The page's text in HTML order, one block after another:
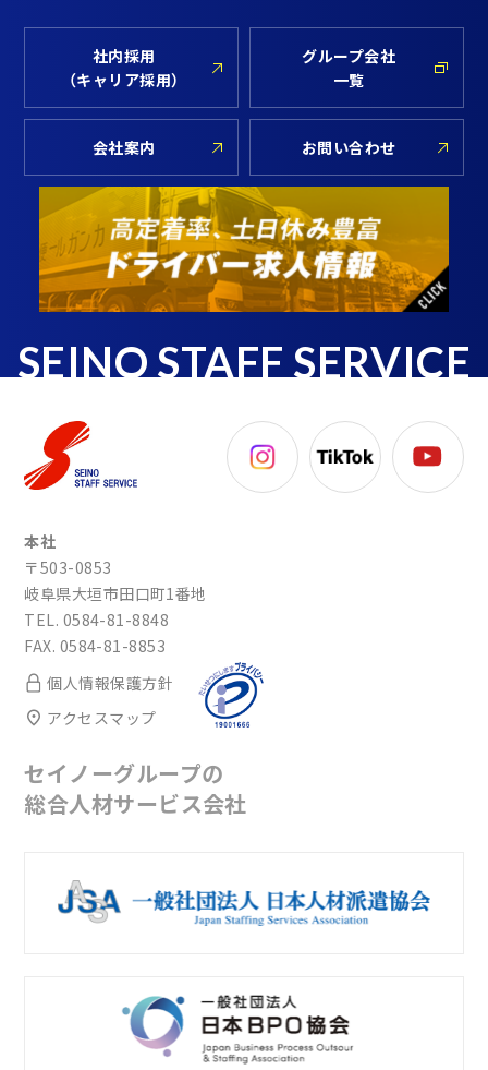
社内採用
（キャリア採用）
グループ会社
一覧
会社案内 お問い合わせ
SEINO STAFF SERVICE
本社
〒503-0853
岐阜県大垣市田口町1番地
TEL. 0584-81-8848
FAX. 0584-81-8853
個人情報保護方針
アクセスマップ
セイノーグループの
総合人材サービス会社